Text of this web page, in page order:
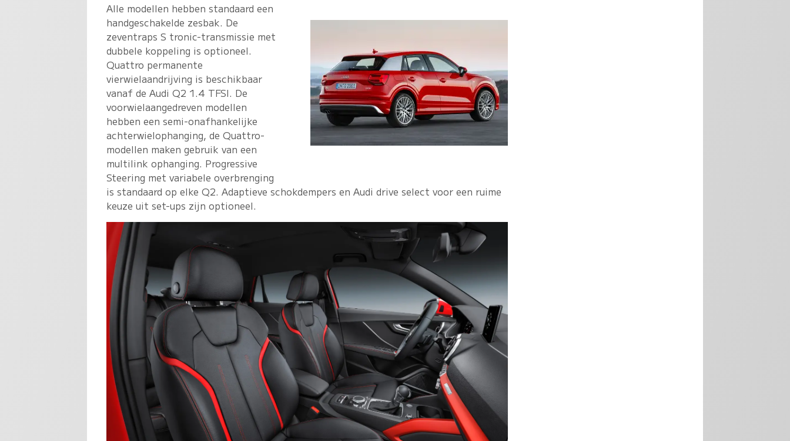
Alle modellen hebben standaard een
handgeschakelde zesbak. De
zeventraps S tronic-transmissie met
dubbele koppeling is optioneel.
Quattro permanente
vierwielaandrijving is beschikbaar
vanaf de Audi Q2 1.4 TFSI. De
voorwielaangedreven modellen
hebben een semi-onafhankelijke
achterwielophanging, de Quattro-
modellen maken gebruik van een
multilink ophanging. Progressive
Steering met variabele overbrenging
is standaard op elke Q2. Adaptieve schokdempers en Audi drive select voor een ruime
keuze uit set-ups zijn optioneel.